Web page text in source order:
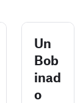
Un
Bob
inad
o